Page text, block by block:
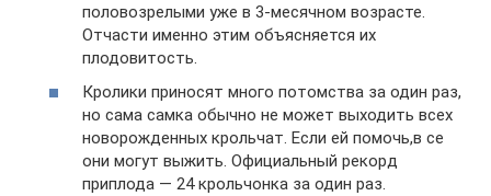
половозрелыми уже в 3-месячном возрасте.
Отчасти именно этим объясняется их
плодовитость.
Кролики приносят много потомства за один раз,
но сама самка обычно не может выходить всех
новорожденных крольчат. Если ей помочь,в се
они могут выжить. Официальный рекорд
приплода — 24 крольчонка за один раз.